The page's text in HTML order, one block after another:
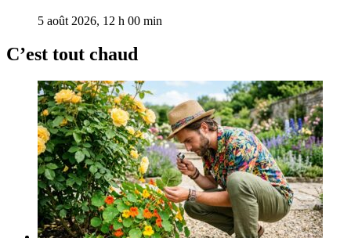
5 août 2026, 12 h 00 min
C’est tout chaud